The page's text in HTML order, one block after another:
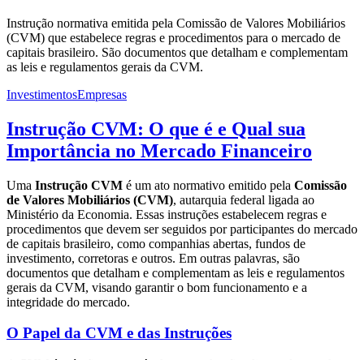
Instrução normativa emitida pela Comissão de Valores Mobiliários
(CVM) que estabelece regras e procedimentos para o mercado de
capitais brasileiro. São documentos que detalham e complementam
as leis e regulamentos gerais da CVM.
InvestimentosEmpresas
Instrução CVM: O que é e Qual sua
Importância no Mercado Financeiro
Uma Instrução CVM é um ato normativo emitido pela Comissão
de Valores Mobiliários (CVM), autarquia federal ligada ao
Ministério da Economia. Essas instruções estabelecem regras e
procedimentos que devem ser seguidos por participantes do mercado
de capitais brasileiro, como companhias abertas, fundos de
investimento, corretoras e outros. Em outras palavras, são
documentos que detalham e complementam as leis e regulamentos
gerais da CVM, visando garantir o bom funcionamento e a
integridade do mercado.
O Papel da CVM e das Instruções